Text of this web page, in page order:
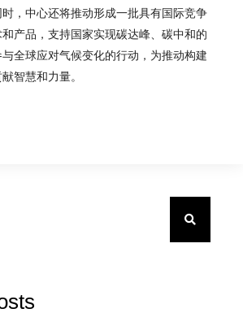
，中心还将推动形成一批具有国际竞争
产品，支持国家实现碳达峰、碳中和的
全球应对气候变化的行动，为推动构建
智慧和力量。